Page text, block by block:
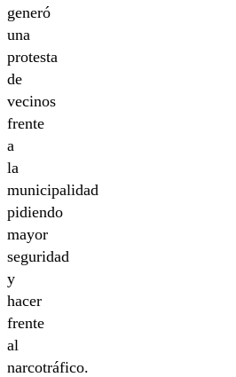
generó
una
protesta
de
vecinos
frente
a
la
municipalidad
pidiendo
mayor
seguridad
y
hacer
frente
al
narcotráfico.